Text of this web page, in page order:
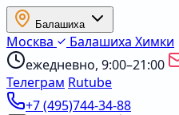
Балашиха
Москва Балашиха Химки
ежедневно, 9:00–21:00
Телеграм Rutube
+7 (495)744-34-88